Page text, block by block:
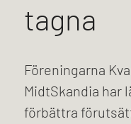
tagna
Föreningarna
MidtSkandia har
förbättra